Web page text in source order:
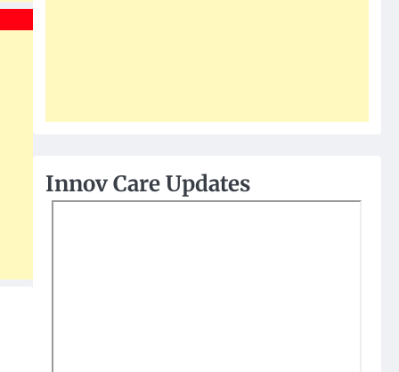
Innov Care Updates